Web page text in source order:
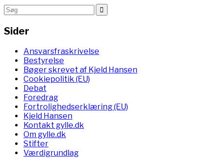
Sider
Ansvarsfraskrivelse
Bestyrelse
Bøger skrevet af Kjeld Hansen
Cookiepolitik (EU)
Debat
Foredrag
Fortrolighedserklæring (EU)
Kjeld Hansen
Kontakt gylle.dk
Om gylle.dk
Stifter
Værdigrundlag